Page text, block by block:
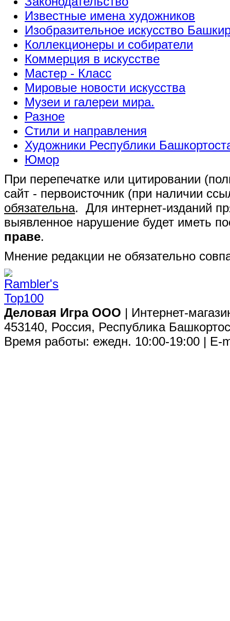
Известные имена художников
Изобразительное искусство
Коллекционеры и собиратели
Коммерция в искусстве
Мастер - Класс
Мировые новости искусства
Музеи и галереи мира.
Разное
Стили и направления
Художники Республики
Юмор
При перепечатке или цитировании
сайт - первоисточник (при наличии
обязательна. Для интернет-изданий
выявленное нарушение будет иметь
праве.
Мнение редакции не обязательно
Деловая Игра ООО | Интернет-
453140, Россия, Республика
Время работы: ежедн. 10:00-19:00 | E-